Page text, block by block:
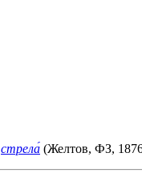
стрела́ (Желтов, ФЗ,